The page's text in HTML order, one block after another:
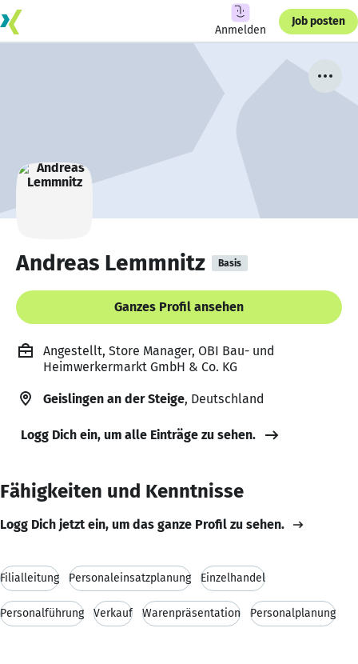
Anmelden
Job posten
Andreas Lemmnitz Basis
Ganzes Profil ansehen
Angestellt, Store Manager, OBI Bau- und
Heimwerkermarkt GmbH & Co. KG
Geislingen an der Steige, Deutschland
Logg Dich ein, um alle Einträge zu sehen.
Fähigkeiten und Kenntnisse
Logg Dich jetzt ein, um das ganze Profil zu sehen.
Filialleitung Personaleinsatzplanung Einzelhandel
Personalführung Verkauf Warenpräsentation Personalplanung